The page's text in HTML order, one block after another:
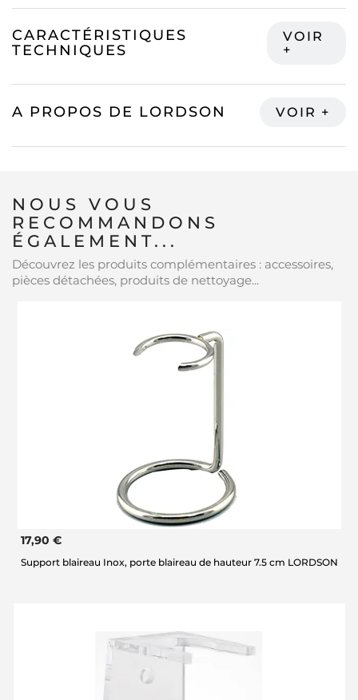
CARACTÉRISTIQUES
TECHNIQUES
A PROPOS DE LORDSON
NOUS VOUS
RECOMMANDONS
ÉGALEMENT...
Découvrez les produits complémentaires : accessoires,
pièces détachées, produits de nettoyage...
17,90 €
Support blaireau Inox, porte blaireau de hauteur 7.5 cm LORDSON